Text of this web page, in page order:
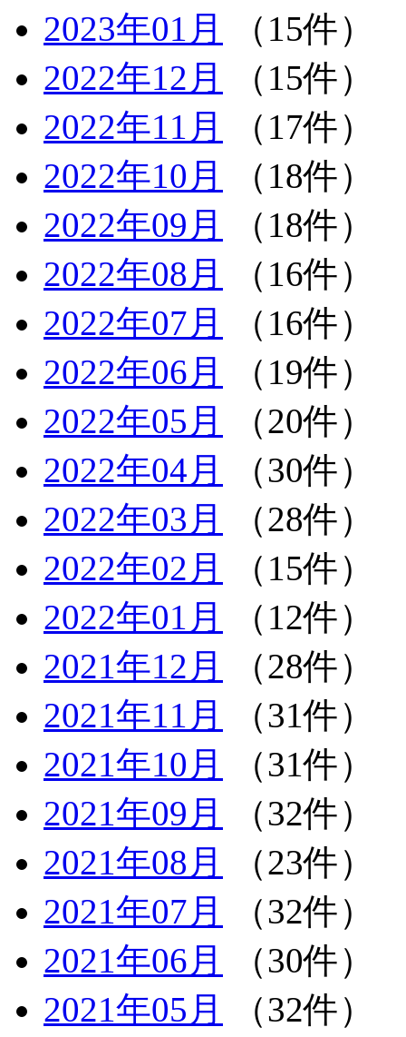
2023年01月
（15件）
2022年12月
（15件）
2022年11月
（17件）
2022年10月
（18件）
2022年09月
（18件）
2022年08月
（16件）
2022年07月
（16件）
2022年06月
（19件）
2022年05月
（20件）
2022年04月
（30件）
2022年03月
（28件）
2022年02月
（15件）
2022年01月
（12件）
2021年12月
（28件）
2021年11月
（31件）
2021年10月
（31件）
2021年09月
（32件）
2021年08月
（23件）
2021年07月
（32件）
2021年06月
（30件）
2021年05月
（32件）